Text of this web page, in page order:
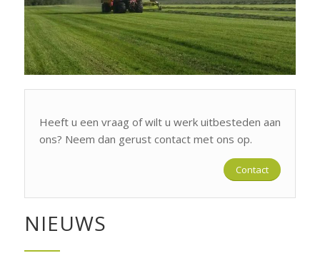
Heeft u een vraag of wilt u werk uitbesteden aan
ons? Neem dan gerust contact met ons op.
Contact
NIEUWS